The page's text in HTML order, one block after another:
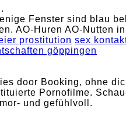
Fenster sind blau
AO-Huren AO-Nutten
prostitution sex
göppingen
door Booking, ohne
Pornofilme.
und gefühlvoll.